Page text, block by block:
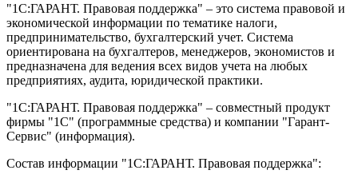
"1С:ГАРАНТ. Правовая поддержка" – это система правовой и
экономической информации по тематике налоги,
предпринимательство, бухгалтерский учет. Система
ориентирована на бухгалтеров, менеджеров, экономистов и
предназначена для ведения всех видов учета на любых
предприятиях, аудита, юридической практики.
"1С:ГАРАНТ. Правовая поддержка" – совместный продукт
фирмы "1С" (программные средства) и компании "Гарант-
Сервис" (информация).
Состав информации "1С:ГАРАНТ. Правовая поддержка":